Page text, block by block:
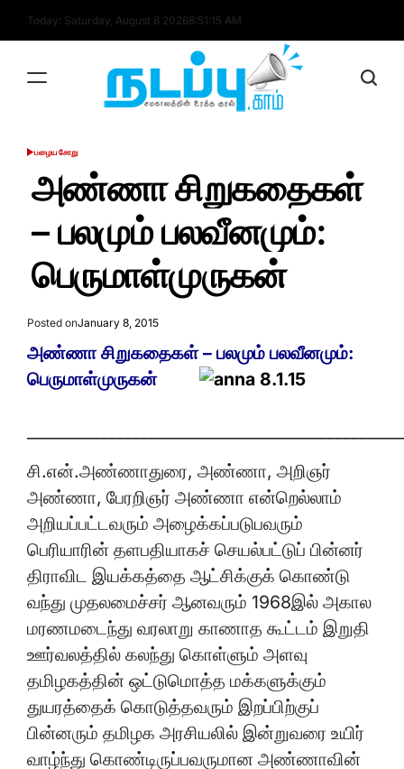
Today: Saturday, August 8 20268:51:16 AM
POSTED
பழைய சோறு
அண்ணா சிறுகதைகள்
– பலமும் பலவீனமும்:
பெருமாள்முருகன்
Posted onJanuary 8, 2015
அண்ணா சிறுகதைகள் – பலமும் பலவீனமும்:
பெருமாள்முருகன்
சி.என்.அண்ணாதுரை, அண்ணா, அறிஞர்
அண்ணா, பேரறிஞர் அண்ணா என்றெல்லாம்
அறியப்பட்டவரும் அழைக்கப்படுபவரும்
பெரியாரின் தளபதியாகச் செயல்பட்டுப் பின்னர்
திராவிட இயக்கத்தை ஆட்சிக்குக் கொண்டு
வந்து முதலமைச்சர் ஆனவரும் 1968இல் அகால
மரணமடைந்து வரலாறு காணாத கூட்டம் இறுதி
ஊர்வலத்தில் கலந்து கொள்ளும் அளவு
தமிழகத்தின் ஒட்டுமொத்த மக்களுக்கும்
துயரத்தைக் கொடுத்தவரும் இறப்பிற்குப்
பின்னரும் தமிழக அரசியலில் இன்றுவரை உயிர்
வாழ்ந்து கொண்டிருப்பவருமான அண்ணாவின்